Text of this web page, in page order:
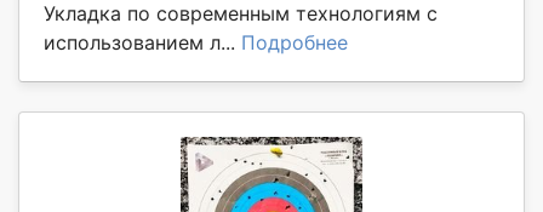
Укладка по современным технологиям с
использованием л... Подробнее